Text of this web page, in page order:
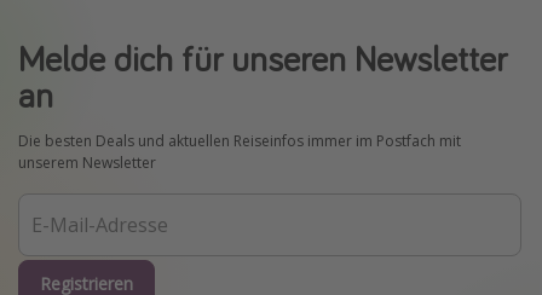
Melde dich für unseren Newsletter
an
Die besten Deals und aktuellen Reiseinfos immer im Postfach mit
unserem Newsletter
Registrieren